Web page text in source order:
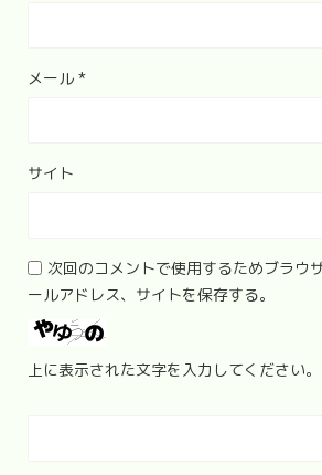
メール *
サイト
次回のコメントで使用するためブラウ
ールアドレス、サイトを保存する。
上に表示された文字を入力してください。